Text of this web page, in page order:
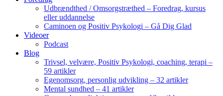
Udbrændthed / Omsorgstræthed – Foredrag, kursus
eller uddannelse
Caminoen og Positiv Psykologi – Gå Dig Glad
Videoer
Podcast
Blog
Trivsel, velvære, Positiv Psykologi, coaching, terapi –
59 artikler
Egenomsorg, personlig udvikling – 32 artikler
Mental sundhed – 41 artikler